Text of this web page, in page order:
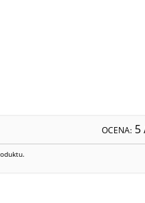
OCENA: 5